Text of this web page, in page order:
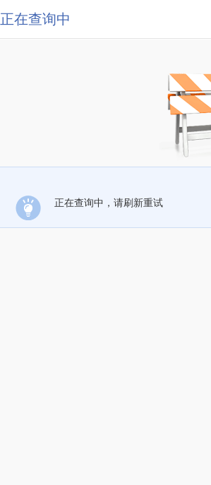
正在查询中
正在查询中，请刷新重试